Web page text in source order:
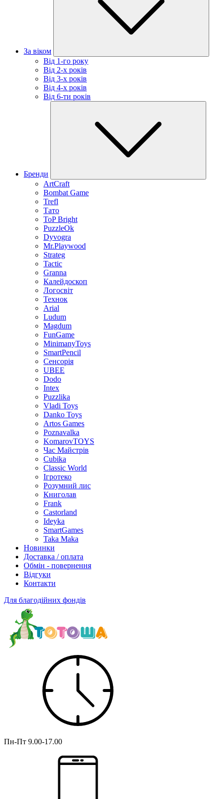
За віком
Від 1-го року
Від 2-х років
Від 3-х років
Від 4-х років
Від 6-ти років
Бренди
ArtCraft
Bombat Game
Trefl
Тато
ToP Bright
PuzzleOk
Dyvogra
Mr.Playwood
Strateg
Tactic
Granna
Калейдоскоп
Логосвіт
Технок
Arial
Ludum
Magdum
FunGame
MinimanyToys
SmartPencil
Сенсорія
UBEE
Dodo
Intex
Puzzlika
Vladi Toys
Danko Toys
Artos Games
Poznavalka
KomarovTOYS
Час Майстрів
Cubika
Classic World
Ігротеко
Розумний лис
Книголав
Frank
Castorland
Ideyka
SmartGames
Taka Maka
Новинки
Доставка / оплата
Обмін - повернення
Відгуки
Контакти
Для благодійних фондів
Пн-Пт 9.00-17.00